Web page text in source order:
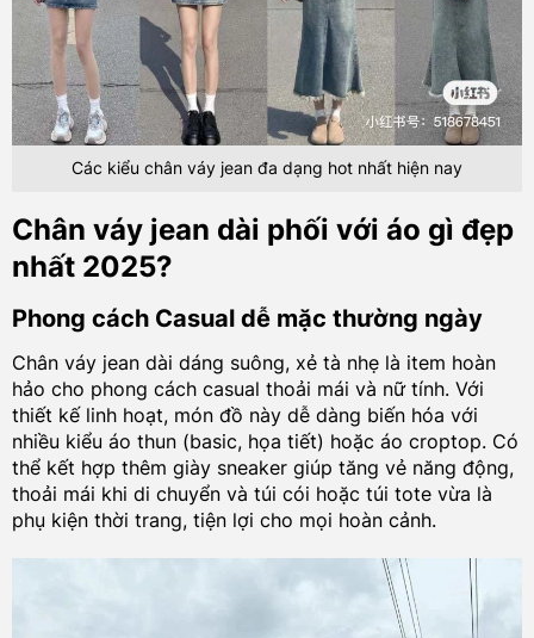
Các kiểu chân váy jean đa dạng hot nhất hiện nay
Chân váy jean dài phối với áo gì đẹp
nhất 2025?
Phong cách Casual dễ mặc thường ngày
Chân váy jean dài dáng suông, xẻ tà nhẹ là item hoàn
hảo cho phong cách casual thoải mái và nữ tính. Với
thiết kế linh hoạt, món đồ này dễ dàng biến hóa với
nhiều kiểu áo thun (basic, họa tiết) hoặc áo croptop. Có
thể kết hợp thêm giày sneaker giúp tăng vẻ năng động,
thoải mái khi di chuyển và túi cói hoặc túi tote vừa là
phụ kiện thời trang, tiện lợi cho mọi hoàn cảnh.